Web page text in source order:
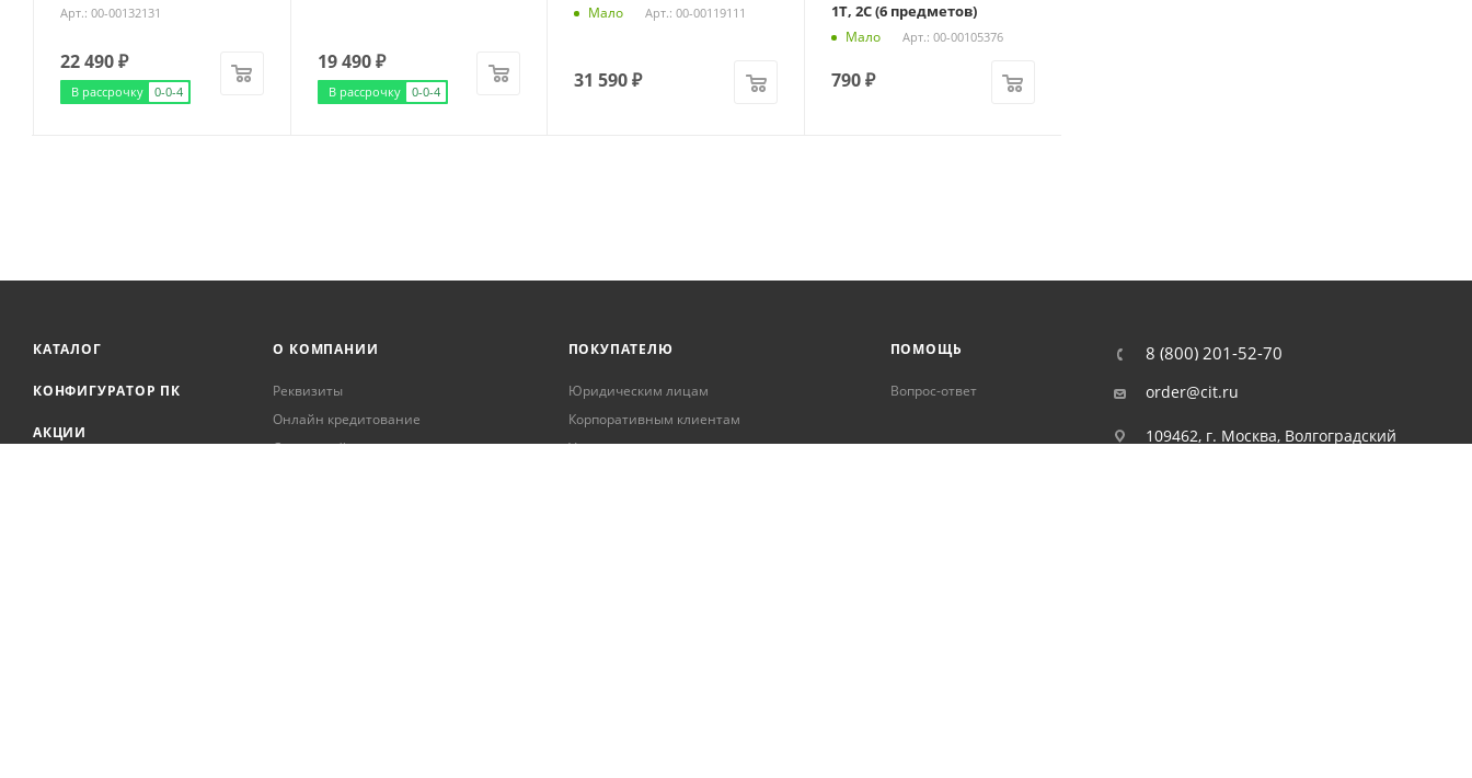
Арт.: 00-00132131
22 490₽
В рассрочку 0-0-4
19 490₽
В рассрочку 0-0-4
Мало Арт.: 00-00119111
31 590₽
1Т, 2С (6 предметов)
Мало Арт.: 00-00105376
790₽
КАТАЛОГ
КОНФИГУРАТОР ПК
АКЦИИ
О КОМПАНИИ
Реквизиты
Онлайн кредитование
Сервисный центр
ПОКУПАТЕЛЮ
Юридическим лицам
Корпоративным клиентам
Условия оплаты
ПОМОЩЬ
Вопрос-ответ
8 (800) 201-52-70
order@cit.ru
109462, г. Москва, Волгоградский